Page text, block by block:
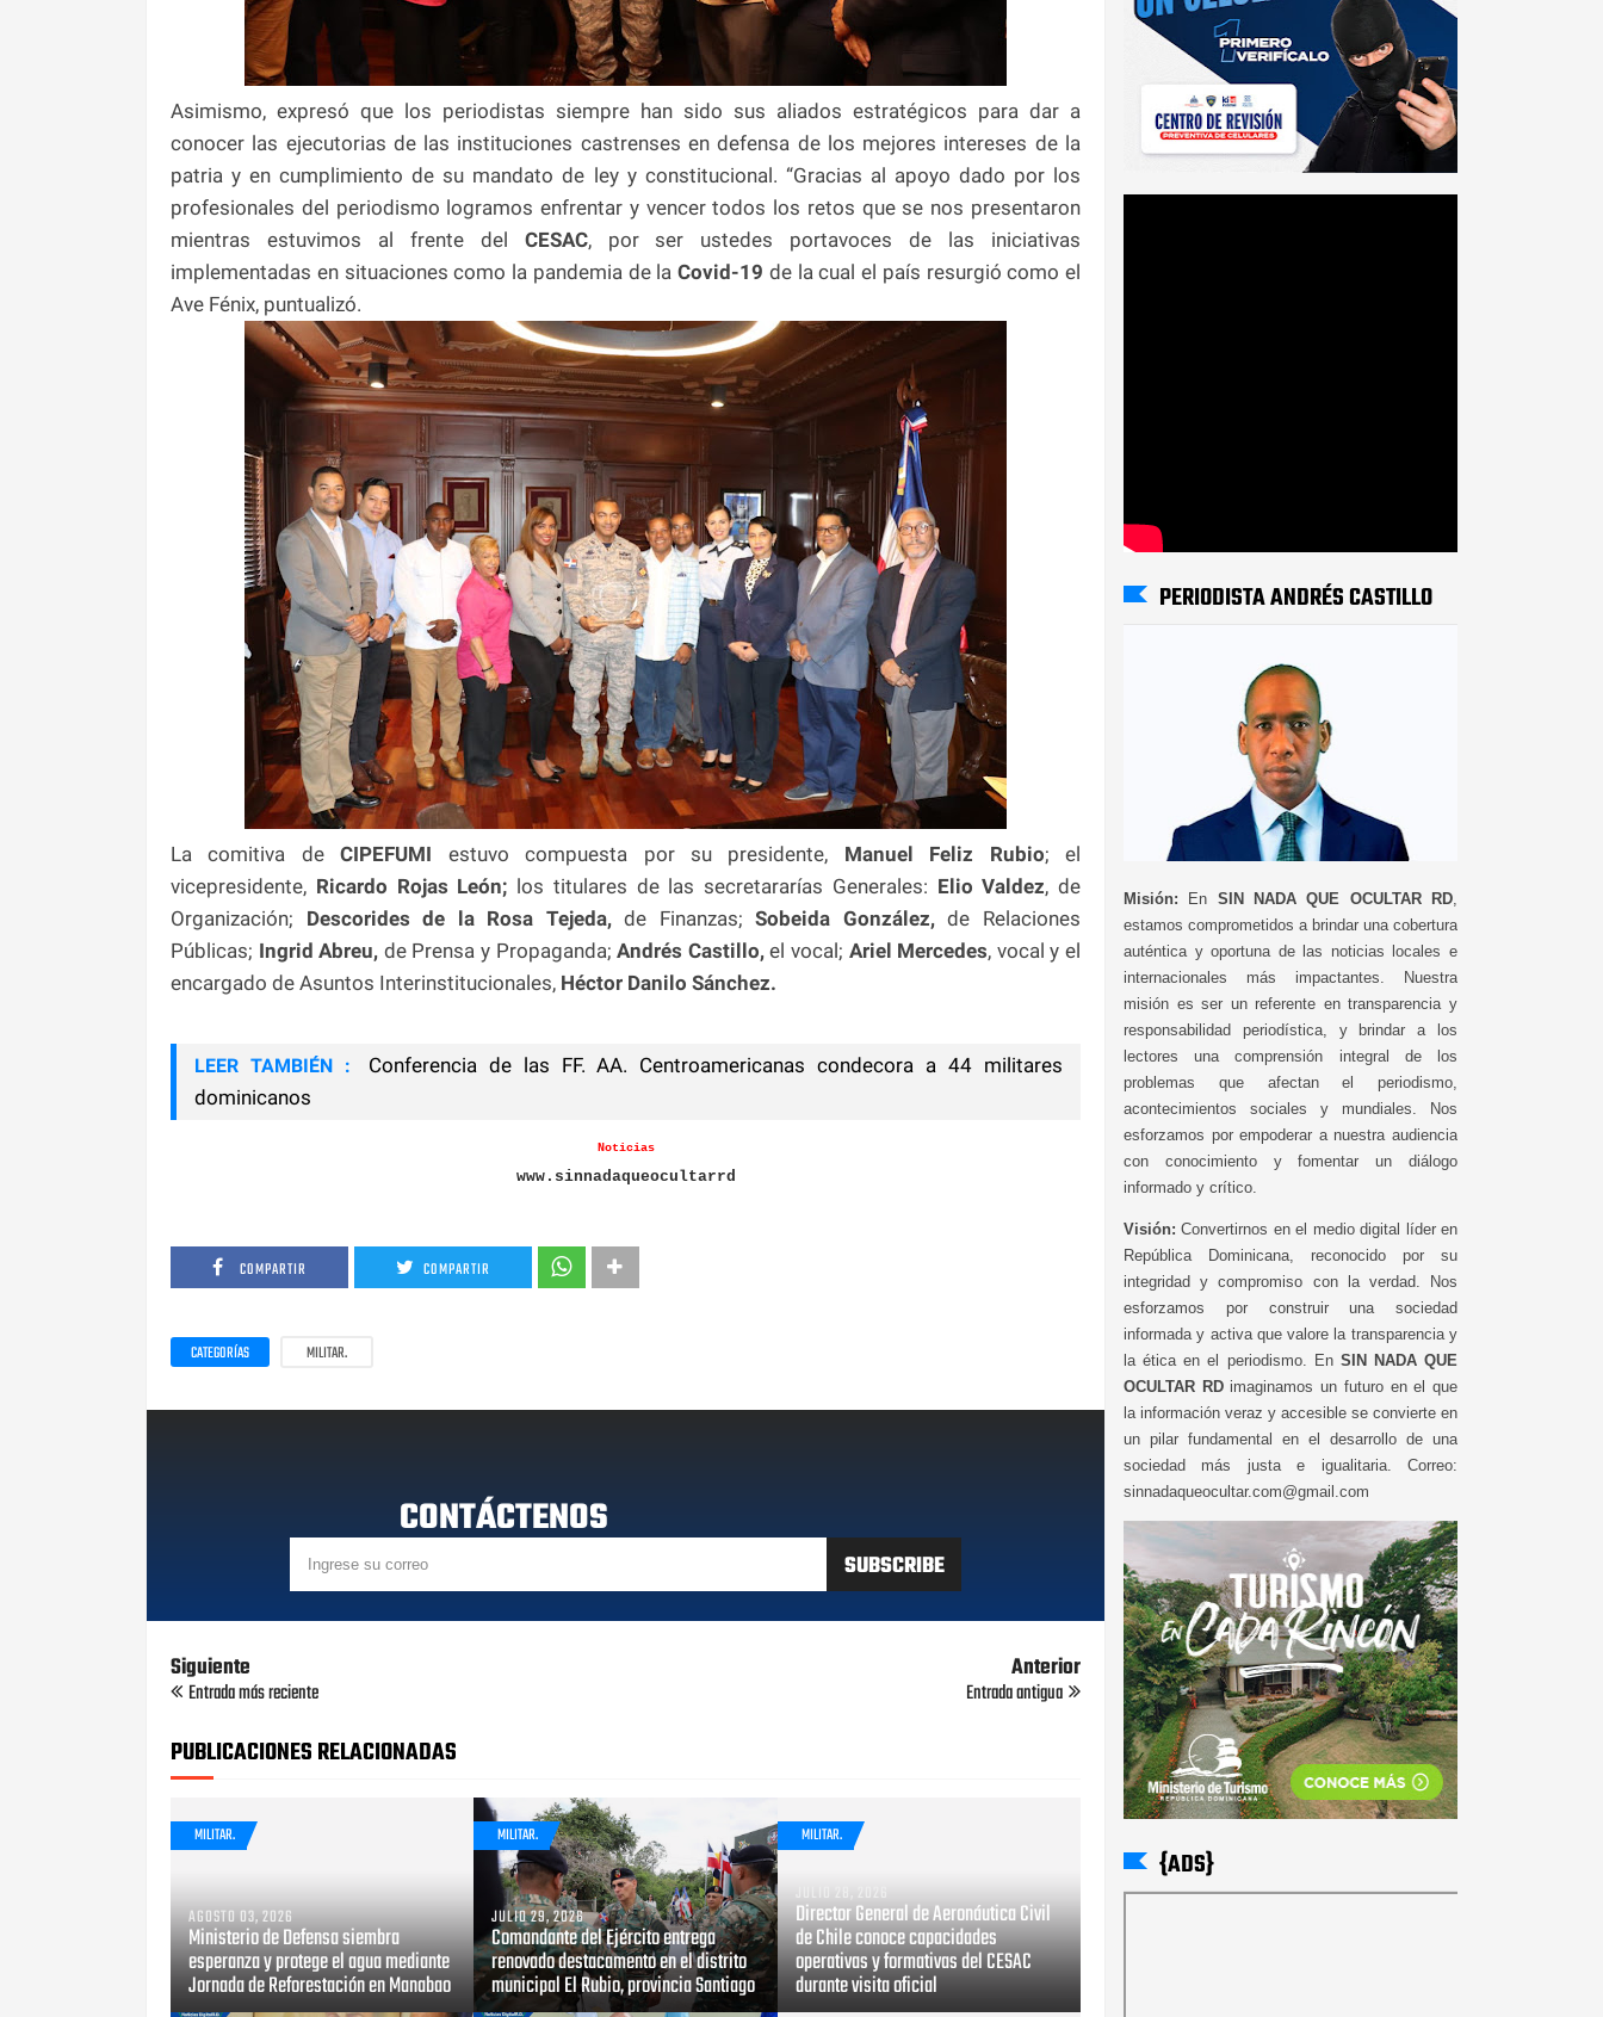
Asimismo, expresó que los periodistas siempre han sido sus aliados estratégicos para dar a
conocer las ejecutorias de las instituciones castrenses en defensa de los mejores intereses de la
patria y en cumplimiento de su mandato de ley y constitucional. “Gracias al apoyo dado por los
profesionales del periodismo logramos enfrentar y vencer todos los retos que se nos presentaron
mientras estuvimos al frente del CESAC, por ser ustedes portavoces de las iniciativas
implementadas en situaciones como la pandemia de la Covid-19 de la cual el país resurgió como el
Ave Fénix, puntualizó.
La comitiva deCIPEFUMI estuvo compuesta por su presidente, Manuel Feliz Rubio; el
vicepresidente, Ricardo Rojas León; los titulares de las secretararías Generales: Elio Valdez, de
Organización; Descorides de la Rosa Tejeda,de Finanzas;Sobeida González,de Relaciones
Públicas; Ingrid Abreu, de Prensa y Propaganda;Andrés Castillo,el vocal; Ariel Mercedes, vocal y el
encargado de Asuntos Interinstitucionales, Héctor Danilo Sánchez.
LEER TAMBIÉN :
Conferencia de las FF. AA. Centroamericanas condecora a 44 militares
dominicanos
Noticias
www.sinnadaqueocultarrd
COMPARTIR COMPARTIR
CATEGORÍAS MILITAR.
CONTÁCTENOS
Siguiente
Entrada más reciente
Anterior
Entrada antigua
PUBLICACIONES RELACIONADAS
MILITAR.
AGOSTO 03, 2026
Ministerio de Defensa siembra
esperanza y protege el agua mediante
Jornada de Reforestación en Manabao
MILITAR.
JULIO 29, 2026
Comandante del Ejército entrega
renovado destacamento en el distrito
municipal El Rubio, provincia Santiago
MILITAR.
JULIO 28, 2026
Director General de Aeronáutica Civil
de Chile conoce capacidades
operativas y formativas del CESAC
durante visita oficial
PERIODISTA ANDRÉS CASTILLO
Misión: En SIN NADA QUE OCULTAR RD
estamos comprometidos a brindar una cobertura
auténtica y oportuna de las noticias locales e
internacionales más impactantes. Nuestra
misión es ser un referente en transparencia y
responsabilidad periodística, y brindar a los
lectores una comprensión integral de los
problemas que afectan el periodismo,
acontecimientos sociales y mundiales. Nos
esforzamos por empoderar a nuestra audiencia
con conocimiento y fomentar un diálogo
informado y crítico.
Visión: Convertirnos en el medio digital líder en
República Dominicana, reconocido por su
integridad y compromiso con la verdad. Nos
esforzamos por construir una sociedad
informada y activa que valore la transparencia y
la ética en el periodismo. En SIN NADA QUE
OCULTAR RDimaginamos un futuro en el que
la información veraz y accesible se convierte en
un pilar fundamental en el desarrollo de una
sociedad más justa e igualitaria. Correo:
sinnadaqueocultar.com@gmail.com
{ADS}